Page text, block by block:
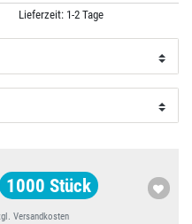
Lieferzeit: 1-2 Tage
1000 Stück
Versandkosten